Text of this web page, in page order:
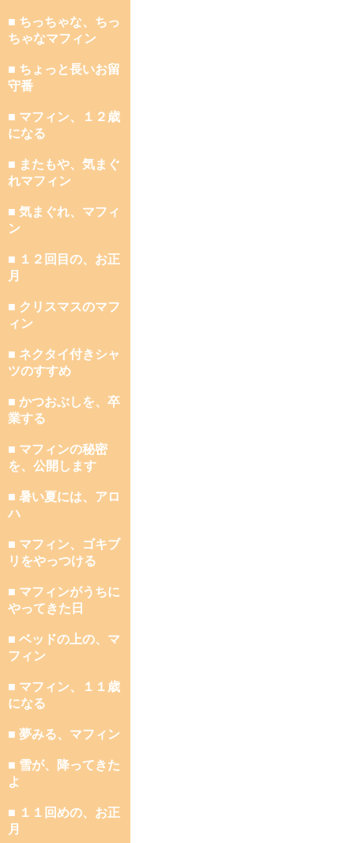
■ ちっちゃな、ちっ
ちゃなマフィン
■ ちょっと長いお留
守番
■ マフィン、１２歳
になる
■ またもや、気まぐ
れマフィン
■ 気まぐれ、マフィ
ン
■ １２回目の、お正
月
■ クリスマスのマフ
ィン
■ ネクタイ付きシャ
ツのすすめ
■ かつおぶしを、卒
業する
■ マフィンの秘密
を、公開します
■ 暑い夏には、アロ
ハ
■ マフィン、ゴキブ
リをやっつける
■ マフィンがうちに
やってきた日
■ ベッドの上の、マ
フィン
■ マフィン、１１歳
になる
■ 夢みる、マフィン
■ 雪が、降ってきた
よ
■ １１回めの、お正
月